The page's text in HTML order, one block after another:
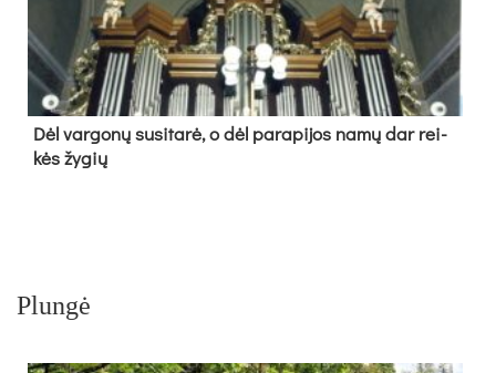
Dėl var­go­nų su­si­ta­rė, o dėl pa­ra­pi­jos na­mų dar rei­
kės žy­gių
Plungė